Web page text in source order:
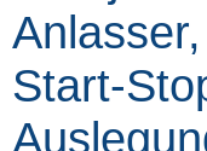
Start-